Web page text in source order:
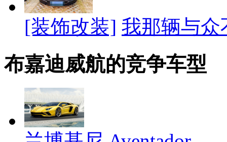
[装饰改装] 我那辆与众
布嘉迪威航的竞争车型